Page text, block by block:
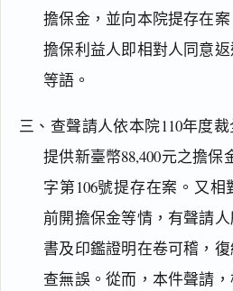
擔保金，並向本院提存在
擔保利益人即相對人同意
等語。
三、查聲請人依本院110年度
提供新臺幣88,400元之擔保
字第106號提存在案。又
前開擔保金等情，有聲請
書及印鑑證明在卷可稽，
查無誤。從而，本件聲請